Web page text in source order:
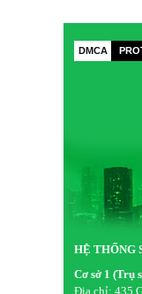
DMCA
HỆ THỐNG
Cơ sở 1 (Trụ
Địa chỉ: 435